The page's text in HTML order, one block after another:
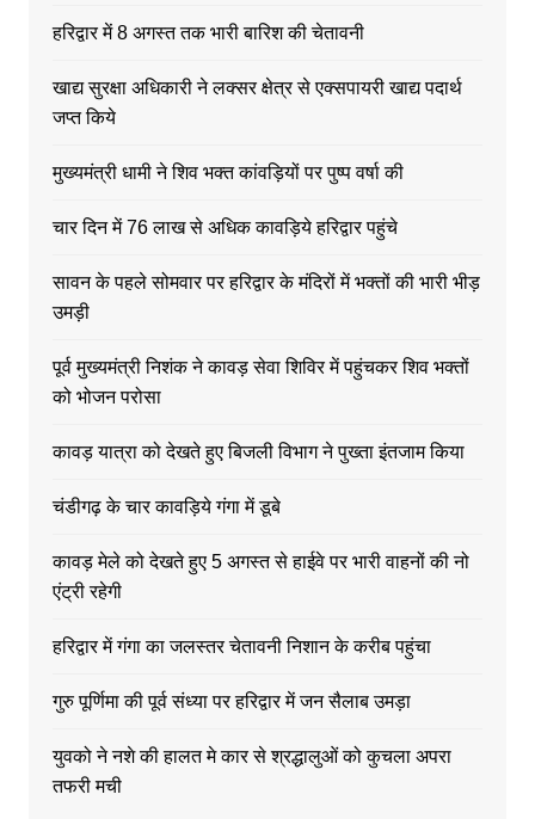
हरिद्वार में 8 अगस्त तक भारी बारिश की चेतावनी
खाद्य सुरक्षा अधिकारी ने लक्सर क्षेत्र से एक्सपायरी खाद्य पदार्थ
जप्त किये
मुख्यमंत्री धामी ने शिव भक्त कांवड़ियों पर पुष्प वर्षा की
चार दिन में 76 लाख से अधिक कावड़िये हरिद्वार पहुंचे
सावन के पहले सोमवार पर हरिद्वार के मंदिरों में भक्तों की भारी भीड़
उमड़ी
पूर्व मुख्यमंत्री निशंक ने कावड़ सेवा शिविर में पहुंचकर शिव भक्तों
को भोजन परोसा
कावड़ यात्रा को देखते हुए बिजली विभाग ने पुख्ता इंतजाम किया
चंडीगढ़ के चार कावड़िये गंगा में डूबे
कावड़ मेले को देखते हुए 5 अगस्त से हाईवे पर भारी वाहनों की नो
एंट्री रहेगी
हरिद्वार में गंगा का जलस्तर चेतावनी निशान के करीब पहुंचा
गुरु पूर्णिमा की पूर्व संध्या पर हरिद्वार में जन सैलाब उमड़ा
युवको ने नशे की हालत मे कार से श्रद्धालुओं को कुचला अपरा
तफरी मची